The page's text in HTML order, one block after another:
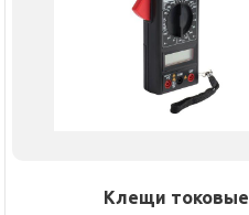
Клещи токовые